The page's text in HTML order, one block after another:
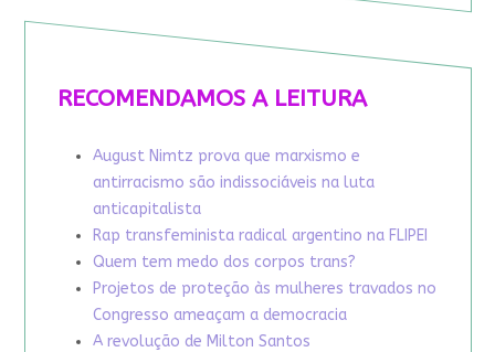
RECOMENDAMOS A LEITURA
August Nimtz prova que marxismo e
antirracismo são indissociáveis na luta
anticapitalista
Rap transfeminista radical argentino na FLIPEI
Quem tem medo dos corpos trans?
Projetos de proteção às mulheres travados no
Congresso ameaçam a democracia
A revolução de Milton Santos